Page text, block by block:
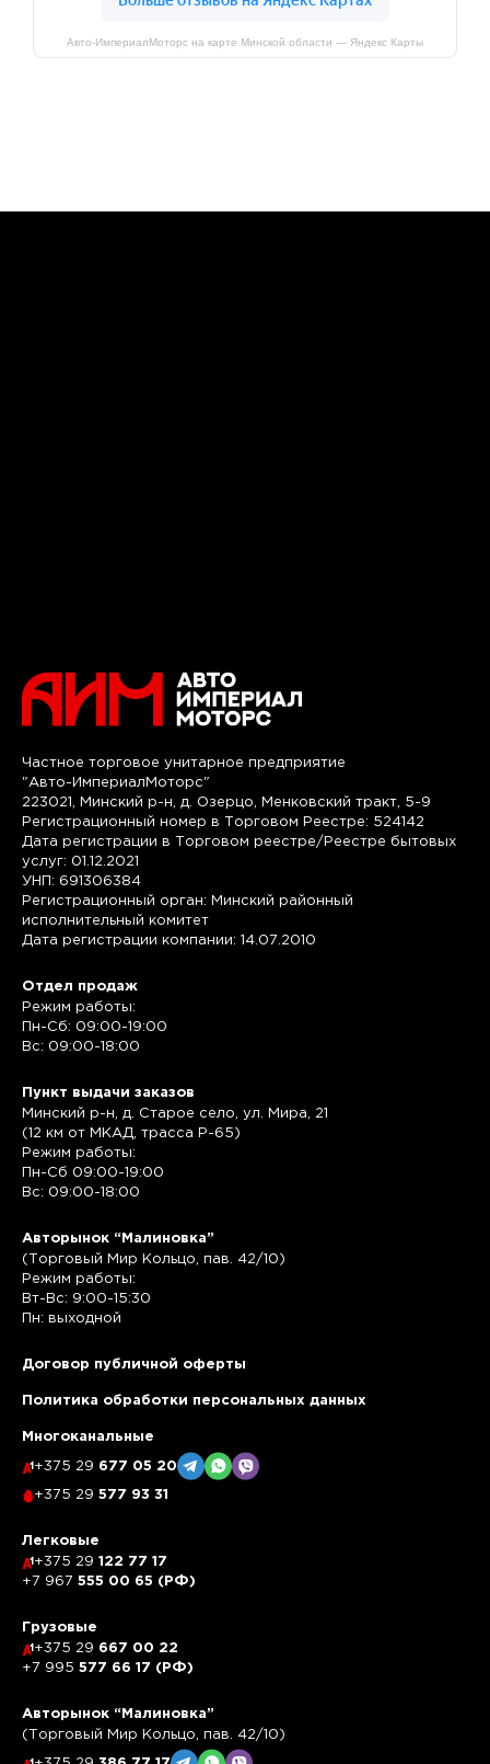
Авто-ИмпериалМоторс на карте Минской области — Яндекс Карты
Частное торговое унитарное предприятие
"Авто-ИмпериалМоторс"
223021, Минский р-н, д. Озерцо, Менковский тракт, 5-9
Регистрационный номер в Торговом Реестре: 524142
Дата регистрации в Торговом реестре/Реестре бытовых
услуг: 01.12.2021
УНП: 691306384
Регистрационный орган: Минский районный
исполнительный комитет
Дата регистрации компании: 14.07.2010
Отдел продаж
Режим работы:
Пн-Сб: 09:00-19:00
Вс: 09:00-18:00
Пункт выдачи заказов
Минский р-н, д. Старое село, ул. Мира, 21
(12 км от МКАД, трасса P-65)
Режим работы:
Пн-Сб 09:00-19:00
Вс: 09:00-18:00
Авторынок “Малиновка”
(Торговый Мир Кольцо, пав. 42/10)
Режим работы:
Вт-Вс: 9:00-15:30
Пн: выходной
Договор публичной оферты
Политика обработки персональных данных
Многоканальные
+375 29 677 05 20
+375 29 577 93 31
Легковые
+375 29 122 77 17
+7 967 555 00 65 (РФ)
Грузовые
+375 29 667 00 22
+7 995 577 66 17 (РФ)
Авторынок “Малиновка”
(Торговый Мир Кольцо, пав. 42/10)